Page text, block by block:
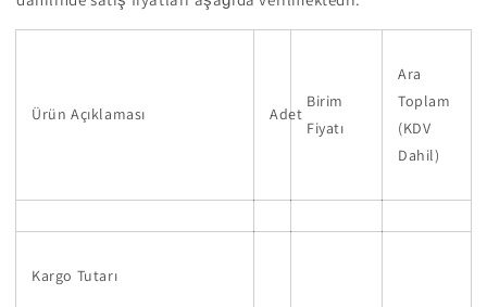
Ürün Açıklaması Adet
Birim
Fiyatı
Ara
Toplam
(KDV
Dahil)
Kargo Tutarı